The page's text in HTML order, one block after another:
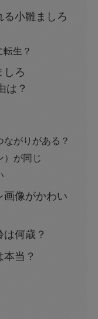
る小雛ましろ
生？
しろ
は？
がりがある？
）が同じ
画像がかわい
何歳？
当？